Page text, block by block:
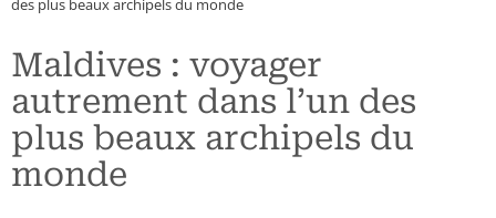
Maroc
Namibie
Ouganda
Chili
Colombie
Costa Rica
Grèce
Hongrie
Pays Baltes
des plus beaux archipels du monde
Maldives : voyager
autrement dans l’un des
plus beaux archipels du
monde